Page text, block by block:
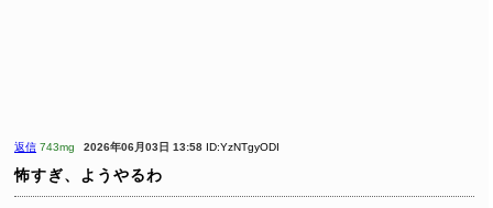
返信 743mg 2026年06月03日 13:58 ID:YzNTgyODI
怖すぎ、ようやるわ